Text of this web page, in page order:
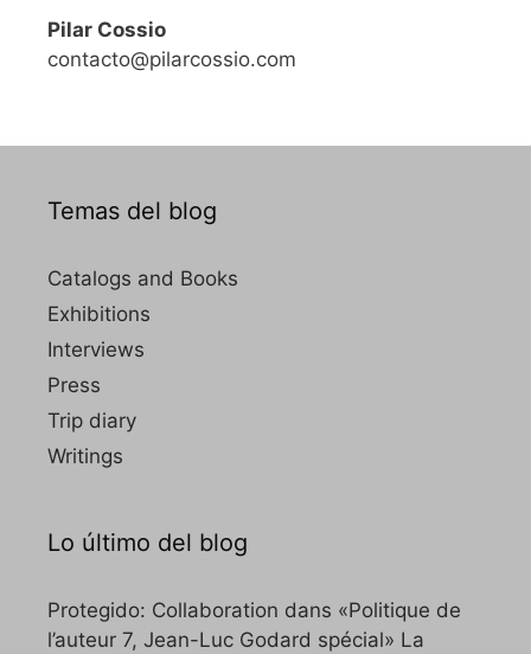
Pilar Cossio
contacto@pilarcossio.com
Temas del blog
Catalogs and Books
Exhibitions
Interviews
Press
Trip diary
Writings
Lo último del blog
Protegido: Collaboration dans «Politique de
l’auteur 7, Jean-Luc Godard spécial» La